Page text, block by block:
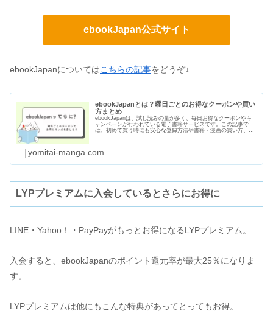
ebookJapan公式サイト
ebookJapanについてはこちらの記事をどうぞ↓
ebookJapanとは？曜日ごとのお得なクーポンや買い
方まとめ
ebookJapanは、試し読みの量が多く、毎日お得なクーポンやキ
ャンペーンが行われている電子書籍サービスです。この記事で
は、初めて買う時にも安心な登録方法や書籍・漫画の買い方、曜
yomitai-manga.com
LYPプレミアムに入会しているとさらにお得に
LINE・Yahoo！・PayPayがもっとお得になるLYPプレミアム。
入会すると、ebookJapanのポイント還元率が最大25％になりま
す。
LYPプレミアムは他にもこんな特典があってとってもお得。